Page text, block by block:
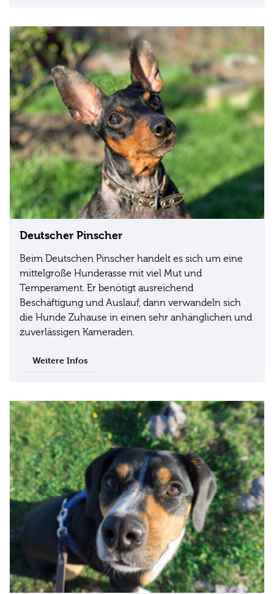
Deutscher Pinscher
Beim Deutschen Pinscher handelt es sich um eine
mittelgroße Hunderasse mit viel Mut und
Temperament. Er benötigt ausreichend
Beschäftigung und Auslauf, dann verwandeln sich
die Hunde Zuhause in einen sehr anhänglichen und
zuverlässigen Kameraden.
Weitere Infos